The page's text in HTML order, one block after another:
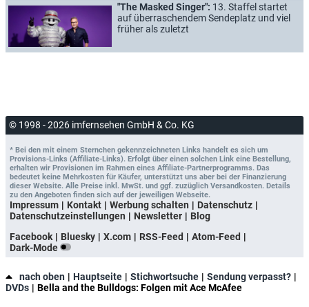
"The Masked Singer": 13. Staffel startet
auf überraschendem Sendeplatz und viel
früher als zuletzt
© 1998 - 2026 imfernsehen GmbH & Co. KG
* Bei den mit einem Sternchen gekennzeichneten Links handelt es sich um
Provisions-Links (Affiliate-Links). Erfolgt über einen solchen Link eine Bestellung,
erhalten wir Provisionen im Rahmen eines Affiliate-Partnerprogramms. Das
bedeutet keine Mehrkosten für Käufer, unterstützt uns aber bei der Finanzierung
dieser Website. Alle Preise inkl. MwSt. und ggf. zuzüglich Versandkosten. Details
zu den Angeboten finden sich auf der jeweiligen Webseite.
Impressum Kontakt Werbung schalten
Datenschutz
Datenschutzeinstellungen
Newsletter
Blog
Facebook
Bluesky X.com RSS-Feed
Atom-Feed
Dark-Mode
nach oben Hauptseite Stichwortsuche
Sendung verpasst?
DVDs
Bella and the Bulldogs: Folgen mit Ace McAfee